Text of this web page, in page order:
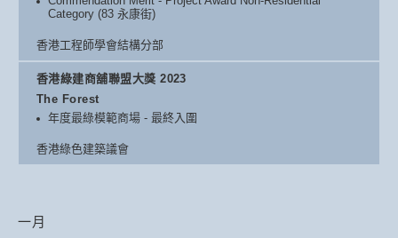
Category (83 永康街)
香港工程師學會結構分部
香港綠建商舖聯盟大獎 2023
The Forest
年度最綠模範商場 - 最終入圍
香港綠色建築議會
一月